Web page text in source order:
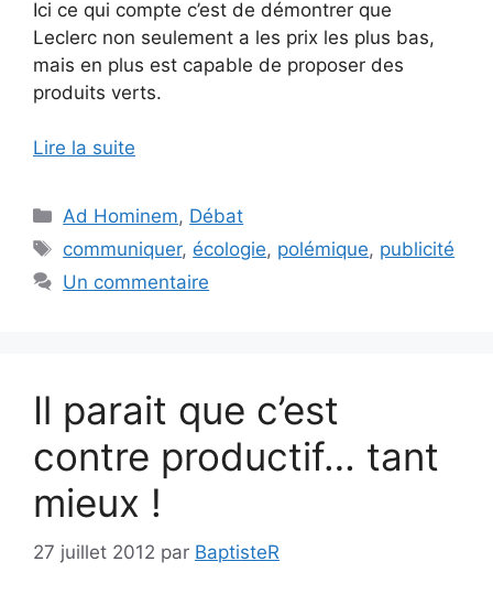
Ici ce qui compte c’est de démontrer que
Leclerc non seulement a les prix les plus bas,
mais en plus est capable de proposer des
produits verts.
Lire la suite
Catégories
Ad Hominem, Débat
Étiquettes
communiquer, écologie, polémique, publicité
Un commentaire
Il parait que c’est
contre productif… tant
mieux !
27 juillet 2012 par BaptisteR